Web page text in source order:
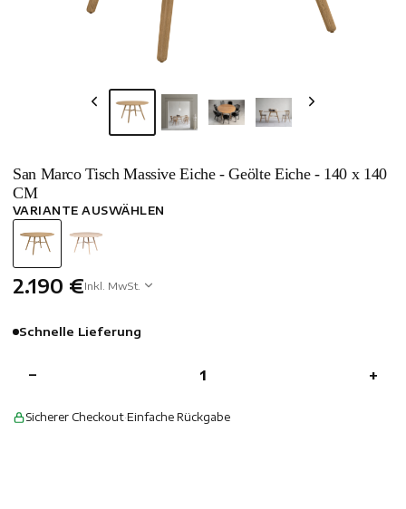
San Marco Tisch Massive Eiche - Geölte Eiche - 140 x 140
CM
VARIANTE AUSWÄHLEN
2.190 €Inkl. MwSt.
Schnelle Lieferung
− +
Sicherer Checkout·Einfache Rückgabe